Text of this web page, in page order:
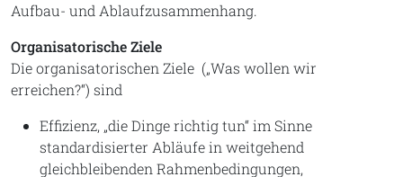
Aufbau- und Ablaufzusammenhang.
Organisatorische Ziele
Die organisatorischen Ziele („Was wollen wir
erreichen?“) sind
Effizienz, „die Dinge richtig tun“ im Sinne
standardisierter Abläufe in weitgehend
gleichbleibenden Rahmenbedingungen,